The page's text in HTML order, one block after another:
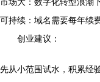
可持续：域名需要每年续
创业建议：
先从小范围试水，积累经